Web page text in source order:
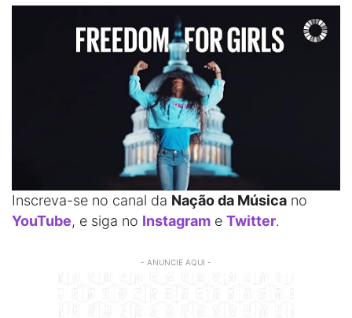
Inscreva-se no canal da Nação da Música no
YouTube, e siga no Instagram e Twitter.
- ANUNCIE AQUI -